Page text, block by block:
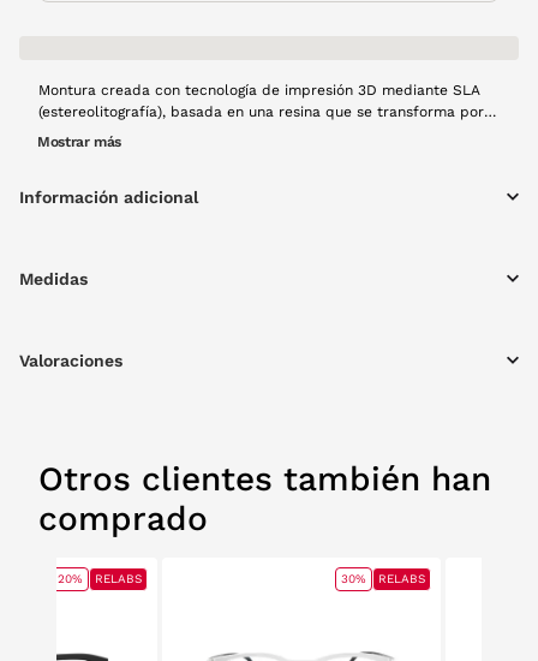
Montura creada con tecnología de impresión 3D mediante SLA
(estereolitografía), basada en una resina que se transforma por
acción de la luz en una montura estética premium con acabado
fabrica lo que se consume. Modelo Roca en color negro de alta
Mostrar más
Información adicional
Medidas
Valoraciones
Otros clientes también han
comprado
20% RELABS 30% RELABS